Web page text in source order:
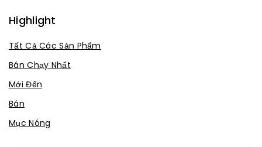
Highlight
Tất Cả Các Sản Phẩm
Bán Chạy Nhất
Mới Đến
Bán
Mục Nóng